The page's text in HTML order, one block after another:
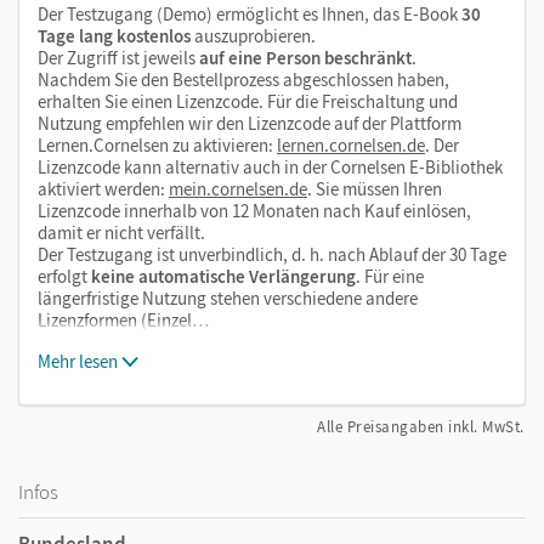
Der Testzugang (Demo) ermöglicht es Ihnen, das E-Book30
Tage lang kostenlosauszuprobieren.
Der Zugriff ist jeweilsauf eine Person beschränkt.
Nachdem Sie den Bestellprozess abgeschlossen haben,
erhalten Sie einen Lizenzcode. Für die Freischaltung und
Nutzung empfehlen wir den Lizenzcode auf der Plattform
Lernen.Cornelsen zu aktivieren: lernen.cornelsen.de. Der
Lizenzcode kann alternativ auch in der Cornelsen E-Bibliothek
aktiviert werden: mein.cornelsen.de. Sie müssen Ihren
Lizenzcode innerhalb von 12 Monaten nach Kauf einlösen,
damit er nicht verfällt.
Der Testzugang ist unverbindlich, d. h. nach Ablauf der 30 Tage
erfolgt keine automatische Verlängerung. Für eine
längerfristige Nutzung stehen verschiedene andere
Lizenzformen (Einzel…
Mehr lesen
Alle Preisangaben inkl. MwSt.
Infos